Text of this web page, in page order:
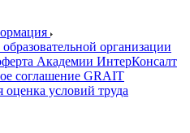
организации
Академии ИнтерКонсалт
соглашение GRAIT
оценка условий труда